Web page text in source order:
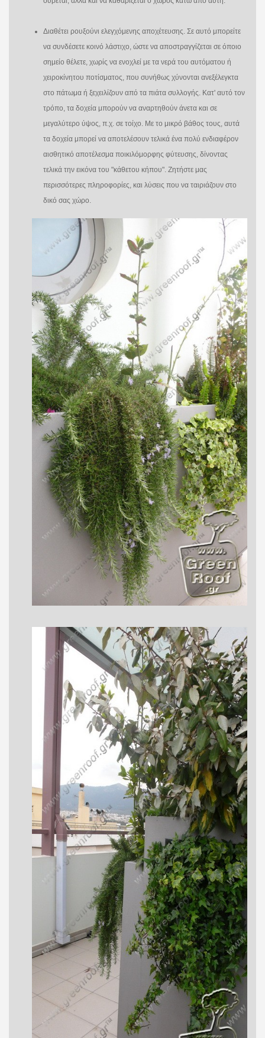
Διαθέτει ρουξούνι ελεγχόμενης αποχέτευσης. Σε αυτό μπορείτε
να συνδέσετε κοινό λάστιχο, ώστε να αποστραγγίζεται σε όποιο
σημείο θέλετε, χωρίς να ενοχλεί με τα νερά του αυτόματου ή
χειροκίνητου ποτίσματος, που συνήθως χύνονται ανεξέλεγκτα
στο πάτωμα ή ξεχειλίζουν από τα πιάτα συλλογής. Κατ' αυτό τον
τρόπο, τα δοχεία μπορούν να αναρτηθούν άνετα και σε
μεγαλύτερο ύψος, π.χ. σε τοίχο. Με το μικρό βάθος τους, αυτά
τα δοχεία μπορεί να αποτελέσουν τελικά ένα πολύ ενδιαφέρον
αισθητικό αποτέλεσμα ποικιλόμορφης φύτευσης, δίνοντας
τελικά την εικόνα του "κάθετου κήπου". Ζητήστε μας
περισσότερες πληροφορίες, και λύσεις που να ταιριάζουν στο
δικό σας χώρο